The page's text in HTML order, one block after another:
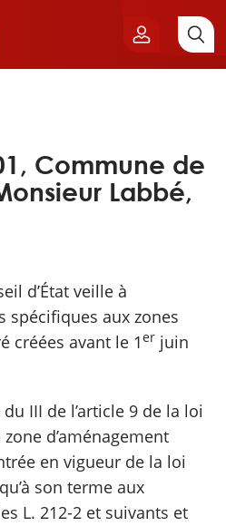
Commune de
Labbé,
d’État veille à
spécifiques aux zones
créées avant le 1er juin
III de l’article 9 de la loi
d’aménagement
en vigueur de la loi
son terme aux
L. 212-2 et suivants et